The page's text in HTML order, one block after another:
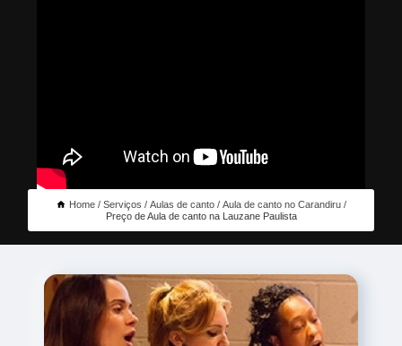
Home Serviços Aulas de canto
Aula de canto no Carandiru
Preço de Aula de canto na Lauzane Paulista